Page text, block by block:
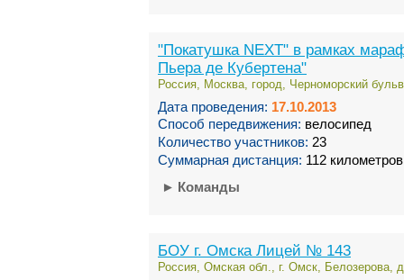
"Покатушка NEXT" в рамках
Пьера де Кубертена"
Россия, Москва, город, Черноморский
Дата проведения: 17.10.2013
Способ передвижения: велосипед
Количество участников: 23
Суммарная дистанция: 112 километров
► Команды
БОУ г. Омска Лицей № 143
Россия, Омская обл., г. Омск, Белозерова,